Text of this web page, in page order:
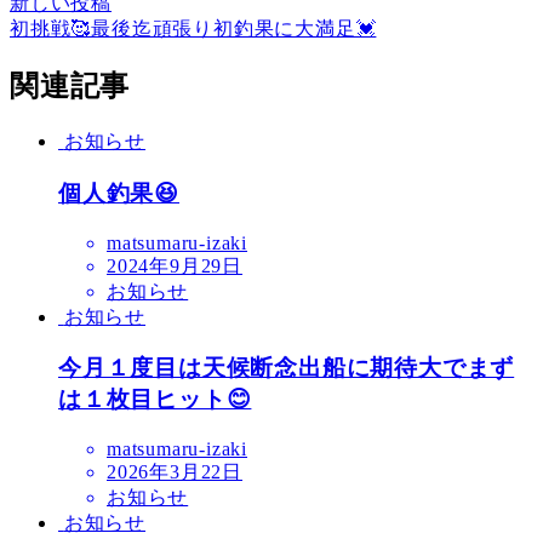
初挑戦🥰最後迄頑張り初釣果に大満足💓
関連記事
お知らせ
個人釣果😆
matsumaru-izaki
2024年9月29日
お知らせ
お知らせ
今月１度目は天候断念出船に期待大でまず
は１枚目ヒット😊
matsumaru-izaki
2026年3月22日
お知らせ
お知らせ